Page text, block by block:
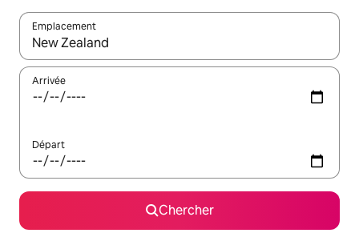
Emplacement
Quand les résultats sont affichés, parcourez-les en utilisant
Arrivée
Départ
Chercher